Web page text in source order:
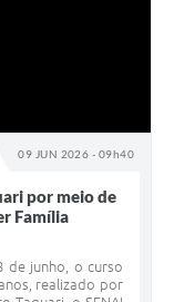
09 JUN 2026 - 09h40
por meio de
Família
de junho, o curso
realizado por